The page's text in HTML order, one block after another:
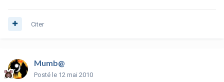
Citer
Mumb@
Posté le 12 mai 2010